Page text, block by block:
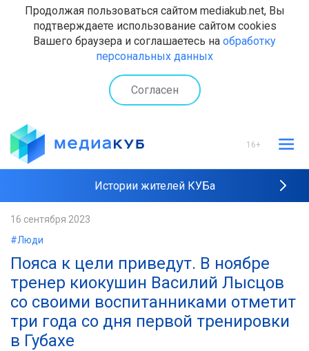
Продолжая пользоваться сайтом mediakub.net, Вы
подтверждаете использование сайтом cookies
Вашего браузера и соглашаетесь на обработку
персональных данных
Согласен
16+
Истории жителей КУБа
16 сентября 2023
#Люди
Пояса к цели приведут. В ноябре
тренер киокушин Василий Лысцов
со своими воспитанниками отметит
три года со дня первой тренировки
в Губахе